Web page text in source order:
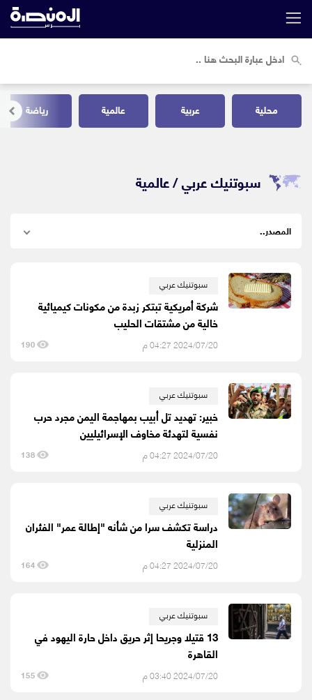
محلية عربية عالمية رياضة
سبوتنيك عربي /عالمية
سبوتنيك عربي
شركة أمريكية تبتكر زبدة من مكونات كيميائية
خالية من مشتقات الحليب
2024/07/20 04:27 م 190
سبوتنيك عربي
خبير: تهديد تل أبيب بمهاجمة اليمن مجرد حرب
نفسية لتهدئة مخاوف الإسرائيليين
2024/07/20 04:27 م 138
سبوتنيك عربي
دراسة تكشف سرا من شأنه "إطالة عمر" الفئران
المنزلية
2024/07/20 04:27 م 164
سبوتنيك عربي
13 قتيلا وجريحا إثر حريق داخل حارة اليهود في
القاهرة
2024/07/20 03:40 م 155